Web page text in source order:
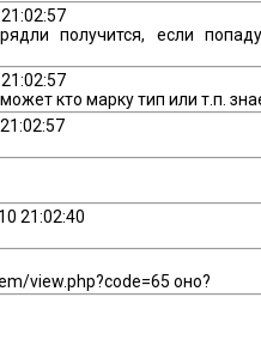
получится, если
кто марку тип или т.п.
21:02:40
view.php?code=65 оно?